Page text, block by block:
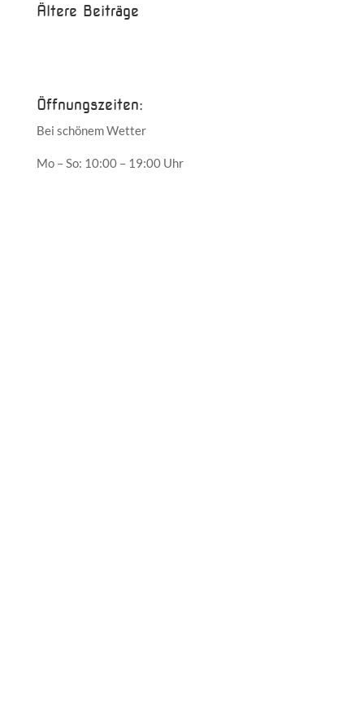
Ältere Beiträge
Öffnungszeiten:
Bei schönem Wetter
Mo – So: 10:00 – 19:00 Uhr